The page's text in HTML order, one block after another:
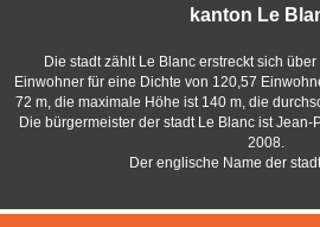
kanton Le
Die stadt zählt Le Blanc erstreckt sich
Einwohner für eine Dichte von 120,57
72 m, die maximale Höhe ist 140 m, die
Die bürgermeister der stadt Le Blanc ist
2008.
Der englische Name der